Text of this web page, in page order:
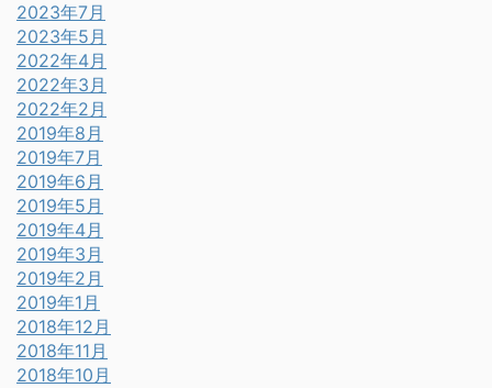
2023年7月
2023年5月
2022年4月
2022年3月
2022年2月
2019年8月
2019年7月
2019年6月
2019年5月
2019年4月
2019年3月
2019年2月
2019年1月
2018年12月
2018年11月
2018年10月